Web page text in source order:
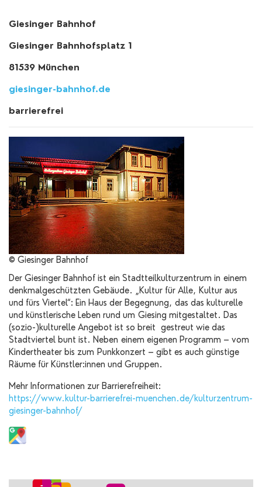
Giesinger Bahnhof
Giesinger Bahnhofsplatz 1
81539 München
giesinger-bahnhof.de
barrierefrei
© Giesinger Bahnhof
Der Giesinger Bahnhof ist ein Stadtteilkulturzentrum in einem
denkmalgeschützten Gebäude. „Kultur für Alle, Kultur aus
und fürs Viertel“: Ein Haus der Begegnung, das das kulturelle
und künstlerische Leben rund um Giesing mitgestaltet. Das
(sozio-)kulturelle Angebot ist so breit gestreut wie das
Stadtviertel bunt ist. Neben einem eigenen Programm – vom
Kindertheater bis zum Punkkonzert – gibt es auch günstige
Räume für Künstler:innen und Gruppen.
Mehr Informationen zur Barrierefreiheit:
https://www.kultur-barrierefrei-muenchen.de/kulturzentrum-
giesinger-bahnhof/